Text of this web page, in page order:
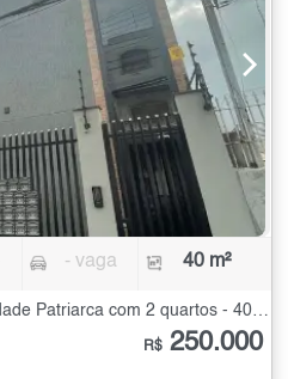
- vaga 40 m²
Apartamento à Venda na Cidade Patriarca com 2 quartos - 40 m²
R$ 250.000